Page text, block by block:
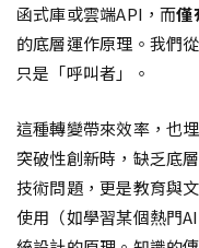
函式庫或雲端API，而僅
的底層運作原理。我們
只是「呼叫者」。
這種轉變帶來效率，也
突破性創新時，缺乏底
技術問題，更是教育與
使用（如學習某個熱門